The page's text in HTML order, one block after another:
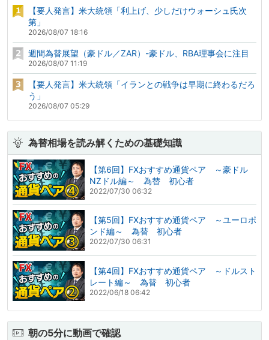
【要人発言】米大統領「利上げ、少しだけウォーシュ氏次
第」
2026/08/07 18:16
週間為替展望（豪ドル／ZAR）-豪ドル、RBA理事会に注目
2026/08/07 11:19
【要人発言】米大統領「イランとの戦争は早期に終わるだろ
う」
2026/08/07 05:29
為替相場を読み解くための基礎知識
【第6回】FXおすすめ通貨ペア ～豪ドル
NZドル編～ 為替 初心者
2022/07/30 06:32
【第5回】FXおすすめ通貨ペア ～ユーロポ
ンド編～ 為替 初心者
2022/07/30 06:31
【第4回】FXおすすめ通貨ペア ～ドルスト
レート編～ 為替 初心者
2022/06/18 06:42
朝の5分に動画で確認